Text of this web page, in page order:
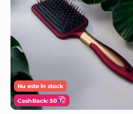
Nu este în stock
CashBack: 50